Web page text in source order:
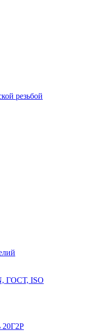
резьбой
ГОСТ, ISO
20Г2Р